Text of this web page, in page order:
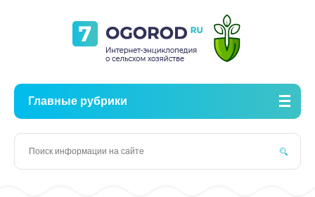
Главные рубрики